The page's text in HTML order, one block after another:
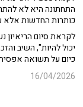
התחתונה היא לא
כותרות החדשות אלא
לקראת סיום הריאיון
כיום על תשואה
16/04/2026